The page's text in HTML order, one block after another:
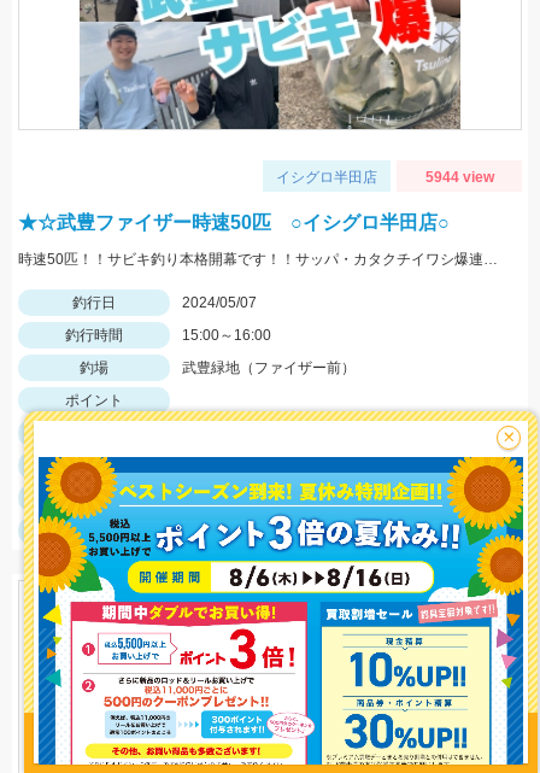
釣り情報を
投稿する
イシグロ半田店 5944 view
★☆武豊ファイザー時速50匹 ○イシグロ半田店○
時速50匹！！サビキ釣り本格開幕です！！サッパ・カタクチイワシ爆連中！！
釣行日
2024/05/07
釣行時間
15:00～16:00
釣場
武豊緑地（ファイザー前）
ポイント
釣り方
釣果
イワシ5匹、サッパ50匹
サイズ
イワシ～6ｃｍ、サッパ～15ｃｍ
×